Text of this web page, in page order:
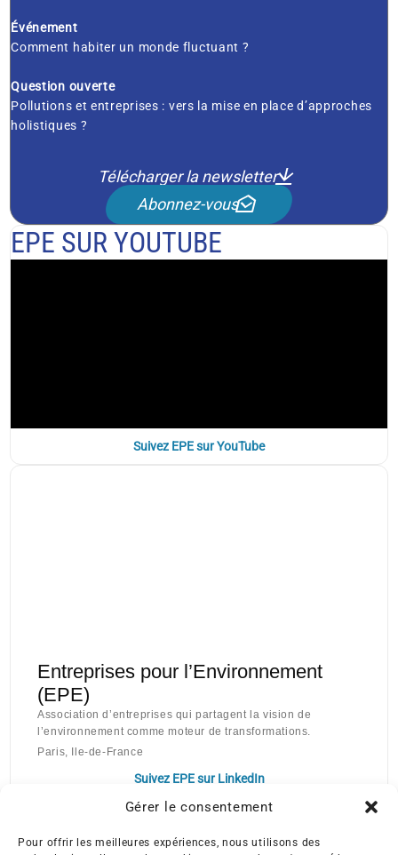
Gérer le consentement
Pour offrir les meilleures expériences, nous utilisons des
Événement
Comment habiter un monde fluctuant ?
Question ouverte
Pollutions et entreprises : vers la mise en place d’approches
holistiques ?
Télécharger la newsletter
Abonnez-vous
EPE SUR YOUTUBE
Suivez EPE sur YouTube
Entreprises pour l’Environnement
(EPE)
Association d’entreprises qui partagent la vision de
l’environnement comme moteur de transformations.
Paris, Ile-de-France
Suivez EPE sur LinkedIn